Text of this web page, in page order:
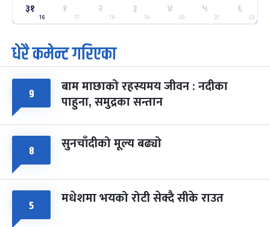
२५
मंगल
ग्याल्पो ल्होसार
फाल्गुन २५, २०८३ Mar 9, 2027
७ महिना बाँकी
७
आइत
पूर्णिमा व्रत
चैत्र ७, २०८३-Mar 21, 2027
८ फागुपूर्णिमा
चैत्र ८, २०८३-Mar 22, 2027
७ महिना बाँकी
३१
16
१
17
२
18
३
19
४
20
५
21
६
22
धेरै कमेन्ट गरिएका
९ बाम माछाको रहस्यमय जीवन : नदीका
पाहुना, समुद्रका सन्तान
८ सुनचाँदीको मूल्य बढ्यो
५ मधेशमा भयको रोटी सेक्दै सीके राउत